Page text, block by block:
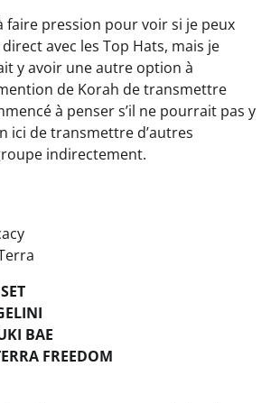
faire pression pour voir si je peux
avec les Top Hats, mais je
y avoir une autre option à
de Korah de transmettre
à penser s’il ne pourrait pas y
ici de transmettre d’autres
indirectement.
BAE
FREEDOM